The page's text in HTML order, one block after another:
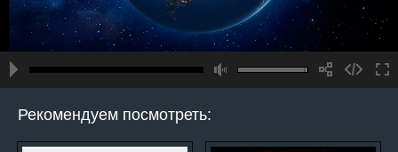
Рекомендуем посмотреть: